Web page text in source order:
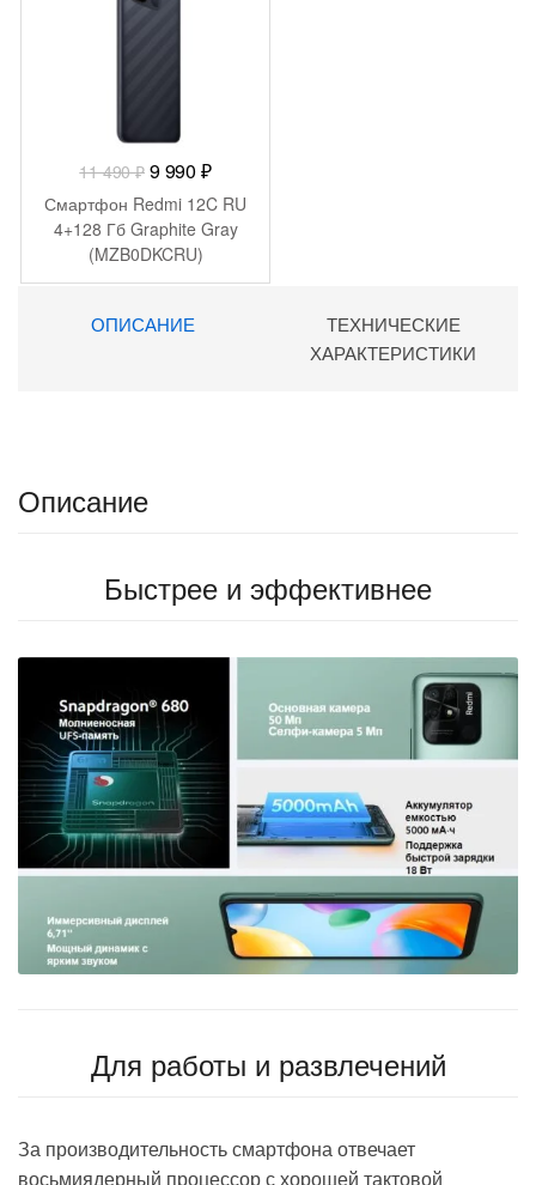
11 490₽ Первоначальная
цена
составляла
11
490 ₽.
9 990 ₽Текущая
цена:
9
Смартфон Redmi 12C RU
4+128 Гб Graphite Gray
(MZB0DKCRU)
ОПИСАНИЕ
ТЕХНИЧЕСКИЕ
ХАРАКТЕРИСТИКИ
Описание
Быстрее и эффективнее
Для работы и развлечений
За производительность смартфона отвечает
восьмиядерный процессорс хорошей тактовой